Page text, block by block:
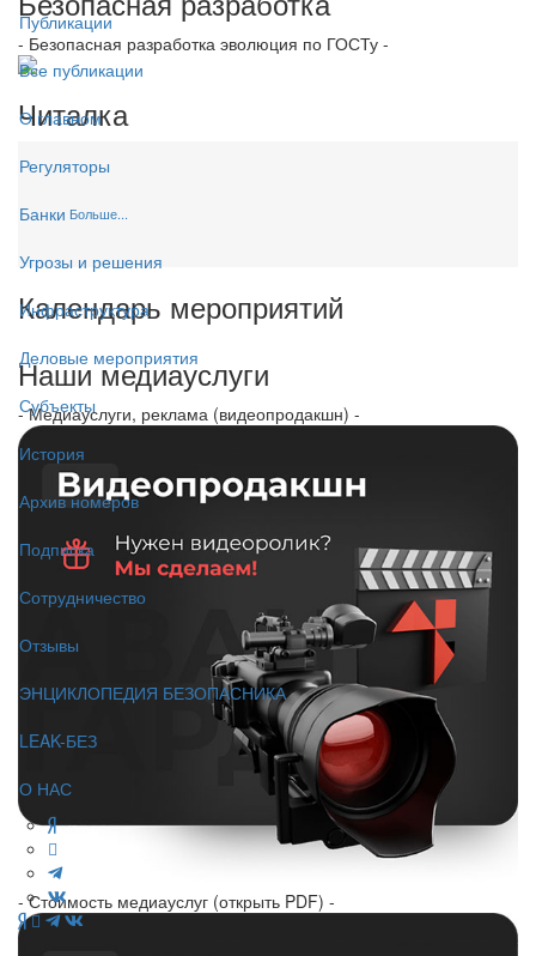
Публикации
Все публикации
О главном
Регуляторы
Банки
Угрозы и решения
Инфраструктура
Деловые мероприятия
Субъекты
История
Архив номеров
Подписка
Сотрудничество
Отзывы
ЭНЦИКЛОПЕДИЯ БЕЗОПАСНИКА
LEAK-БЕЗ
О НАС
- Безопасная разработка эволюция по ГОСТу -
Читалка
Больше...
Календарь мероприятий
Наши медиауслуги
- Медиауслуги, реклама (видеопродакшн) -
- Стоимость медиауслуг (открыть PDF) -